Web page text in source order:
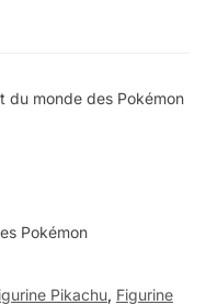
du monde des Pokémon
Pokémon
Pikachu, Figurine